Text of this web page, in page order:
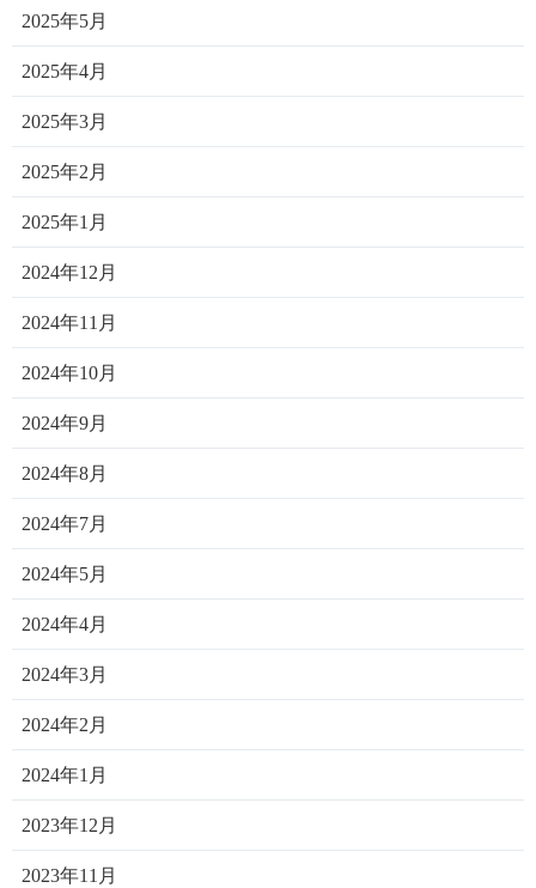
2025年5月
2025年4月
2025年3月
2025年2月
2025年1月
2024年12月
2024年11月
2024年10月
2024年9月
2024年8月
2024年7月
2024年5月
2024年4月
2024年3月
2024年2月
2024年1月
2023年12月
2023年11月